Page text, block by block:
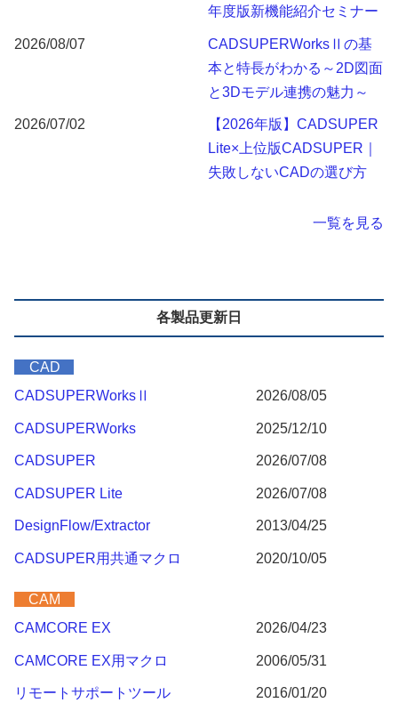
年度版新機能紹介セミナー
2026/08/07
CADSUPERWorksⅡの基
本と特長がわかる～2D図面
と3Dモデル連携の魅力～
2026/07/02
【2026年版】CADSUPER
Lite×上位版CADSUPER｜
失敗しないCADの選び方
一覧を見る
各製品更新日
CAD
CADSUPERWorksⅡ
CADSUPERWorks
CADSUPER
CADSUPER Lite
DesignFlow/Extractor
CADSUPER用共通マクロ
2026/08/05
2025/12/10
2026/07/08
2026/07/08
2013/04/25
2020/10/05
CAM
CAMCORE EX
CAMCORE EX用マクロ
リモートサポートツール
2026/04/23
2006/05/31
2016/01/20